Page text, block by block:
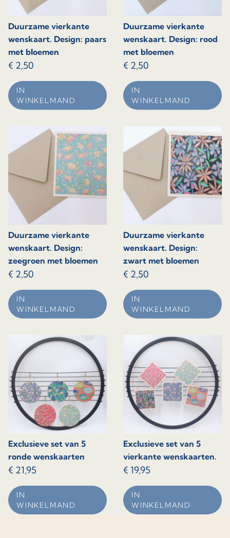
Duurzame vierkante
wenskaart. Design: paars
met bloemen
€ 2,50
IN
WINKELMAND
Duurzame vierkante
wenskaart. Design: rood
met bloemen
€ 2,50
IN
WINKELMAND
Duurzame vierkante
wenskaart. Design:
zeegroen met bloemen
€ 2,50
IN
WINKELMAND
Duurzame vierkante
wenskaart. Design:
zwart met bloemen
€ 2,50
IN
WINKELMAND
Exclusieve set van 5
ronde wenskaarten
€ 21,95
IN
WINKELMAND
Exclusieve set van 5
vierkante wenskaarten.
€ 19,95
IN
WINKELMAND